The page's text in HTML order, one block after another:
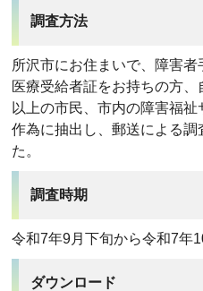
調査方法
所沢市にお住まいで、障害
医療受給者証をお持ちの方
以上の市民、市内の障害福
作為に抽出し、郵送による
た。
調査時期
令和7年9月下旬から令和7年
ダウンロード